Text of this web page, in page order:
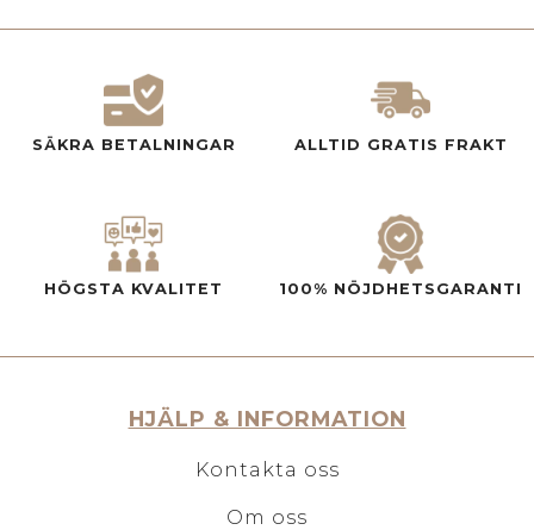
SÄKRA BETALNINGAR ALLTID GRATIS FRAKT
HÖGSTA KVALITET 100% NÖJDHETSGARANTI
HJÄLP & INFORMATION
Kontakta oss
Om oss